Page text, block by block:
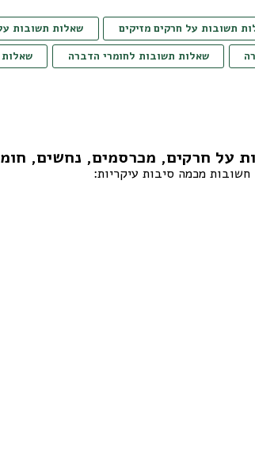
תשובות על חרקים מזיקים שאלות תשובות
שאלות תשובות לחומרי הדברה שאלות
על חרקים, מכרסמים, נחשים,
מכמה סיבות עיקריות: